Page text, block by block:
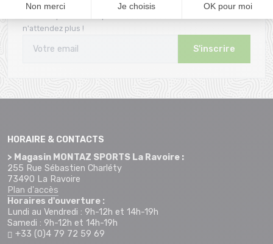
n'attendez plus !
S'inscrire
HORAIRE & CONTACTS
> Magasin MONTAZ SPORTS La Ravoire :
255 Rue Sébastien Charléty
73490 La Ravoire
Plan d'accès
Horaires d'ouverture :
Lundi au Vendredi : 9h-12h et 14h-19h
Samedi : 9h-12h et 14h-19h
+33 (0)4 79 72 59 69